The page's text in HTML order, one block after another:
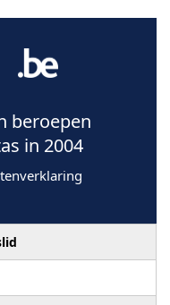
beroepen
in 2004